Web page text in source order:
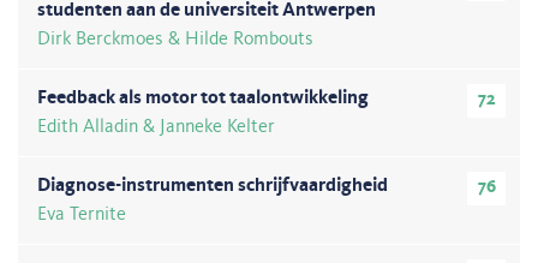
studenten aan de universiteit Antwerpen
Dirk Berckmoes & Hilde Rombouts
72
Feedback als motor tot taalontwikkeling
Edith Alladin & Janneke Kelter
76
Diagnose-instrumenten schrijfvaardigheid
Eva Ternite